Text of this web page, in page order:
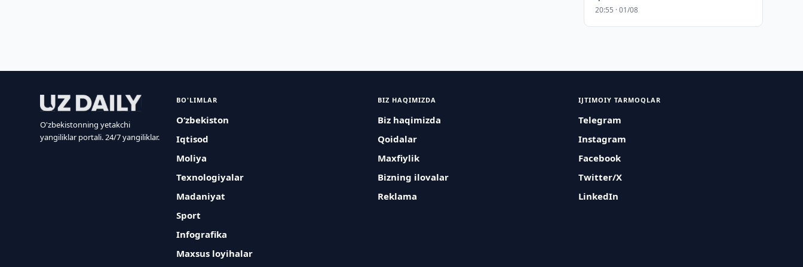
20:55 · 01/08
O'zbekistonning yetakchi
yangiliklar portali. 24/7 yangiliklar.
BO'LIMLAR
O‘zbekiston
Iqtisod
Moliya
Texnologiyalar
Madaniyat
Sport
Infografika
Maxsus loyihalar
BIZ HAQIMIZDA
Biz haqimizda
Qoidalar
Maxfiylik
Bizning ilovalar
Reklama
IJTIMOIY TARMOQLAR
Telegram
Instagram
Facebook
Twitter/X
LinkedIn